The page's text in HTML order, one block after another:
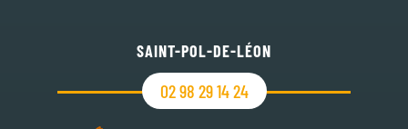
SAINT-POL-DE-LÉON
02 98 29 14 24